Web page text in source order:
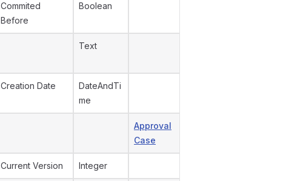
Commited
Before
Boolean
Text
Creation Date
DateAndTi
me
Approval
Case
Current Version Integer